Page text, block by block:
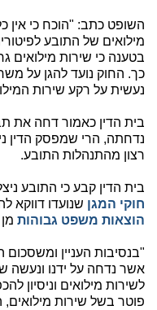
השופט כתב: "הוכח כי אין
מילואים של התובע
בטענה כי שירות מילואים
כך. החוק נועד להגן על
נעשית על רקע שירות
בית הדין כאמור דחה את
נדחתה, הרי שמפסק הדין
רצון מהתנהלות התובע.
בית הדין קבע כי התובע
חוקי המגן שנועדו דווקא
הוצאות משפט גבוהות
אשר נדחה על ידנו ונעשה
לשירות מילואים וניסיון
פוטר בשל שירות